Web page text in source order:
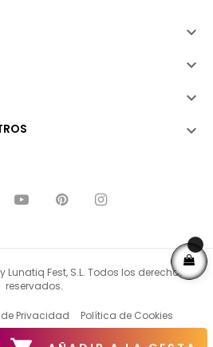




Lunatiq Fest, S.L. Todos los derechos
reservados.
Privacidad Política de Cookies